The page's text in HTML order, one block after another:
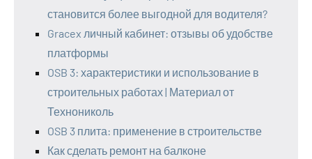
становится более выгодной для водителя?
Gracex личный кабинет: отзывы об удобстве
платформы
OSB 3: характеристики и использование в
строительных работах | Материал от
Технониколь
OSB 3 плита: применение в строительстве
Как сделать ремонт на балконе